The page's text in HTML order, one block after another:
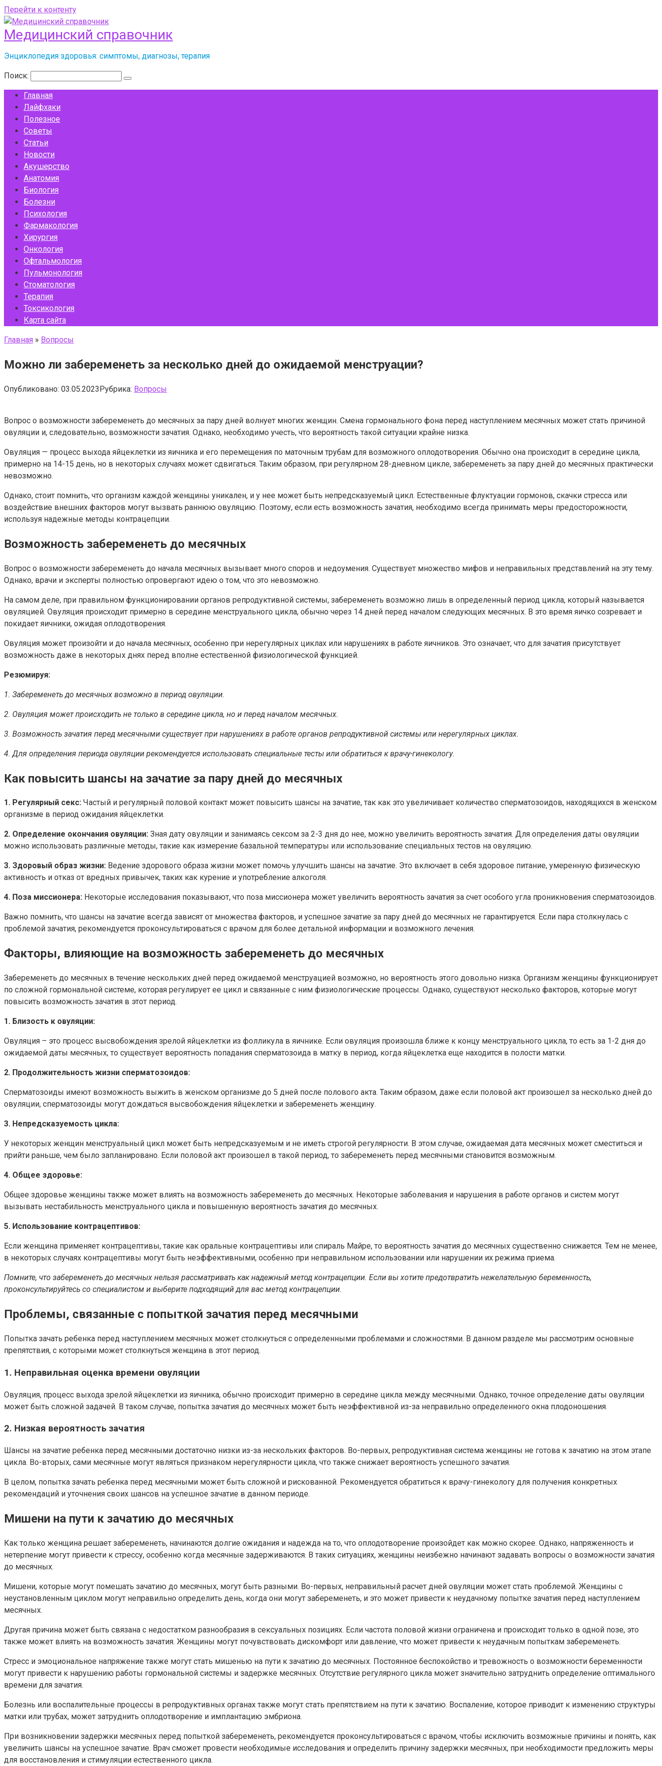
Перейти к контенту
Медицинский справочник
Энциклопедия здоровья: симптомы, диагнозы, терапия
Поиск:
Главная
Лайфхаки
Полезное
Советы
Статьи
Новости
Акушерство
Анатомия
Биология
Болезни
Психология
Фармакология
Хирургия
Онкология
Офтальмология
Пульмонология
Стоматология
Терапия
Токсикология
Карта сайта
Главная » Вопросы
Можно ли забеременеть за несколько дней до ожидаемой менструации?
Опубликовано: 03.05.2023Рубрика: Вопросы
Вопрос о возможности забеременеть до месячных за пару дней волнует многих женщин. Смена гормонального фона перед наступлением месячных может стать причиной
овуляции и, следовательно, возможности зачатия. Однако, необходимо учесть, что вероятность такой ситуации крайне низка.
Овуляция — процесс выхода яйцеклетки из яичника и его перемещения по маточным трубам для возможного оплодотворения. Обычно она происходит в середине цикла,
примерно на 14-15 день, но в некоторых случаях может сдвигаться. Таким образом, при регулярном 28-дневном цикле, забеременеть за пару дней до месячных практически
невозможно.
Однако, стоит помнить, что организм каждой женщины уникален, и у нее может быть непредсказуемый цикл. Естественные флуктуации гормонов, скачки стресса или
воздействие внешних факторов могут вызвать раннюю овуляцию. Поэтому, если есть возможность зачатия, необходимо всегда принимать меры предосторожности,
используя надежные методы контрацепции.
Возможность забеременеть до месячных
Вопрос о возможности забеременеть до начала месячных вызывает много споров и недоумения. Существует множество мифов и неправильных представлений на эту тему.
Однако, врачи и эксперты полностью опровергают идею о том, что это невозможно.
На самом деле, при правильном функционировании органов репродуктивной системы, забеременеть возможно лишь в определенный период цикла, который называется
овуляцией. Овуляция происходит примерно в середине менструального цикла, обычно через 14 дней перед началом следующих месячных. В это время яичко созревает и
покидает яичники, ожидая оплодотворения.
Овуляция может произойти и до начала месячных, особенно при нерегулярных циклах или нарушениях в работе яичников. Это означает, что для зачатия присутствует
возможность даже в некоторых днях перед вполне естественной физиологической функцией.
Резюмируя:
1. Забеременеть до месячных возможно в период овуляции.
2. Овуляция может происходить не только в середине цикла, но и перед началом месячных.
3. Возможность зачатия перед месячными существует при нарушениях в работе органов репродуктивной системы или нерегулярных циклах.
4. Для определения периода овуляции рекомендуется использовать специальные тесты или обратиться к врачу-гинекологу.
Как повысить шансы на зачатие за пару дней до месячных
1. Регулярный секс: Частый и регулярный половой контакт может повысить шансы на зачатие, так как это увеличивает количество сперматозоидов, находящихся в женском
организме в период ожидания яйцеклетки.
2. Определение окончания овуляции: Зная дату овуляции и занимаясь сексом за 2-3 дня до нее, можно увеличить вероятность зачатия. Для определения даты овуляции
можно использовать различные методы, такие как измерение базальной температуры или использование специальных тестов на овуляцию.
3. Здоровый образ жизни: Ведение здорового образа жизни может помочь улучшить шансы на зачатие. Это включает в себя здоровое питание, умеренную физическую
активность и отказ от вредных привычек, таких как курение и употребление алкоголя.
4. Поза миссионера: Некоторые исследования показывают, что поза миссионера может увеличить вероятность зачатия за счет особого угла проникновения сперматозоидов.
Важно помнить, что шансы на зачатие всегда зависят от множества факторов, и успешное зачатие за пару дней до месячных не гарантируется. Если пара столкнулась с
проблемой зачатия, рекомендуется проконсультироваться с врачом для более детальной информации и возможного лечения.
Факторы, влияющие на возможность забеременеть до месячных
Забеременеть до месячных в течение нескольких дней перед ожидаемой менструацией возможно, но вероятность этого довольно низка. Организм женщины функционирует
по сложной гормональной системе, которая регулирует ее цикл и связанные с ним физиологические процессы. Однако, существуют несколько факторов, которые могут
повысить возможность зачатия в этот период.
1. Близость к овуляции:
Овуляция – это процесс высвобождения зрелой яйцеклетки из фолликула в яичнике. Если овуляция произошла ближе к концу менструального цикла, то есть за 1-2 дня до
ожидаемой даты месячных, то существует вероятность попадания сперматозоида в матку в период, когда яйцеклетка еще находится в полости матки.
2. Продолжительность жизни сперматозоидов:
Сперматозоиды имеют возможность выжить в женском организме до 5 дней после полового акта. Таким образом, даже если половой акт произошел за несколько дней до
овуляции, сперматозоиды могут дождаться высвобождения яйцеклетки и забеременеть женщину.
3. Непредсказуемость цикла:
У некоторых женщин менструальный цикл может быть непредсказуемым и не иметь строгой регулярности. В этом случае, ожидаемая дата месячных может сместиться и
прийти раньше, чем было запланировано. Если половой акт произошел в такой период, то забеременеть перед месячными становится возможным.
4. Общее здоровье:
Общее здоровье женщины также может влиять на возможность забеременеть до месячных. Некоторые заболевания и нарушения в работе органов и систем могут
вызывать нестабильность менструального цикла и повышенную вероятность зачатия до месячных.
5. Использование контрацептивов:
Если женщина применяет контрацептивы, такие как оральные контрацептивы или спираль Майре, то вероятность зачатия до месячных существенно снижается. Тем не менее,
в некоторых случаях контрацептивы могут быть неэффективными, особенно при неправильном использовании или нарушении их режима приема.
Помните, что забеременеть до месячных нельзя рассматривать как надежный метод контрацепции. Если вы хотите предотвратить нежелательную беременность,
проконсультируйтесь со специалистом и выберите подходящий для вас метод контрацепции.
Проблемы, связанные с попыткой зачатия перед месячными
Попытка зачать ребенка перед наступлением месячных может столкнуться с определенными проблемами и сложностями. В данном разделе мы рассмотрим основные
препятствия, с которыми может столкнуться женщина в этот период.
1. Неправильная оценка времени овуляции
Овуляция, процесс выхода зрелой яйцеклетки из яичника, обычно происходит примерно в середине цикла между месячными. Однако, точное определение даты овуляции
может быть сложной задачей. В таком случае, попытка зачатия до месячных может быть неэффективной из-за неправильно определенного окна плодоношения.
2. Низкая вероятность зачатия
Шансы на зачатие ребенка перед месячными достаточно низки из-за нескольких факторов. Во-первых, репродуктивная система женщины не готова к зачатию на этом этапе
цикла. Во-вторых, сами месячные могут являться признаком нерегулярности цикла, что также снижает вероятность успешного зачатия.
В целом, попытка зачать ребенка перед месячными может быть сложной и рискованной. Рекомендуется обратиться к врачу-гинекологу для получения конкретных
рекомендаций и уточнения своих шансов на успешное зачатие в данном периоде.
Мишени на пути к зачатию до месячных
Как только женщина решает забеременеть, начинаются долгие ожидания и надежда на то, что оплодотворение произойдет как можно скорее. Однако, напряженность и
нетерпение могут привести к стрессу, особенно когда месячные задерживаются. В таких ситуациях, женщины неизбежно начинают задавать вопросы о возможности зачатия
до месячных.
Мишени, которые могут помешать зачатию до месячных, могут быть разными. Во-первых, неправильный расчет дней овуляции может стать проблемой. Женщины с
неустановленным циклом могут неправильно определить день, когда они могут забеременеть, и это может привести к неудачному попытке зачатия перед наступлением
месячных.
Другая причина может быть связана с недостатком разнообразия в сексуальных позициях. Если частота половой жизни ограничена и происходит только в одной позе, это
также может влиять на возможность зачатия. Женщины могут почувствовать дискомфорт или давление, что может привести к неудачным попыткам забеременеть.
Стресс и эмоциональное напряжение также могут стать мишенью на пути к зачатию до месячных. Постоянное беспокойство и тревожность о возможности беременности
могут привести к нарушению работы гормональной системы и задержке месячных. Отсутствие регулярного цикла может значительно затруднить определение оптимального
времени для зачатия.
Болезнь или воспалительные процессы в репродуктивных органах также могут стать препятствием на пути к зачатию. Воспаление, которое приводит к изменению структуры
матки или трубах, может затруднить оплодотворение и имплантацию эмбриона.
При возникновении задержки месячных перед попыткой забеременеть, рекомендуется проконсультироваться с врачом, чтобы исключить возможные причины и понять, как
увеличить шансы на успешное зачатие. Врач сможет провести необходимые исследования и определить причину задержки месячных, при необходимости предложить меры
для восстановления и стимуляции естественного цикла.